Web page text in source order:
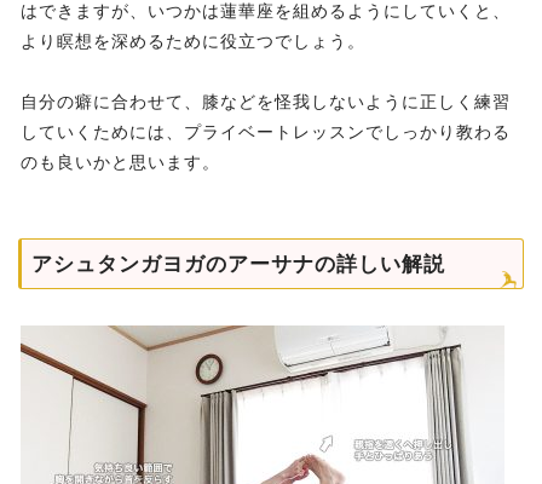
はできますが、いつかは蓮華座を組めるようにしていくと、
より瞑想を深めるために役立つでしょう。
自分の癖に合わせて、膝などを怪我しないように正しく練習
していくためには、プライベートレッスンでしっかり教わる
のも良いかと思います。
アシュタンガヨガのアーサナの詳しい解説